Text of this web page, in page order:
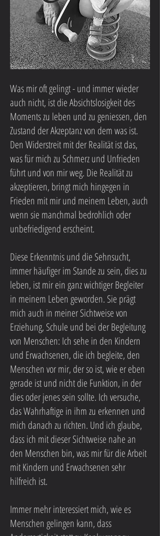
Was mir oft gelingt - und immer wieder
auch nicht, ist die Absichtslosigkeit des
Moments zu leben und zu geniessen, den
Zustand der Akzeptanz von dem was ist.
Den Widerstreit mit der Realität ist das,
was für mich zu Schmerz und Unfrieden
führt und von mir weg. Die Realität zu
akzeptieren, bringt mich hingegen in
Frieden mit mir und meinem Leben, auch
wenn sie manchmal bedrohlich oder
unbefriedigend erscheint.
Diese Erkenntnis und die Sehnsucht,
immer häufiger im Stande zu sein, dies zu
leben, ist mir ein ganz wichtiger Begleiter
in meinem Leben geworden. Sie prägt
mich auch in meiner Sichtweise von
Erziehung, Schule und bei der Begleitung
von Menschen: Ich sehe in den Kindern
und Erwachsenen, die ich begleite, den
Menschen vor mir, der so ist, wie er eben
gerade ist und nicht die Funktion, in der
dies oder jenes sein sollte. Ich versuche,
das Wahrhaftige in ihm zu erkennen und
mich danach zu richten. Und ich glaube,
dass ich mit dieser Sichtweise nahe an
den Menschen bin, was mir für die Arbeit
mit Kindern und Erwachsenen sehr
hilfreich ist.
Immer mehr interessiert mich, wie es
Menschen gelingen kann, dass